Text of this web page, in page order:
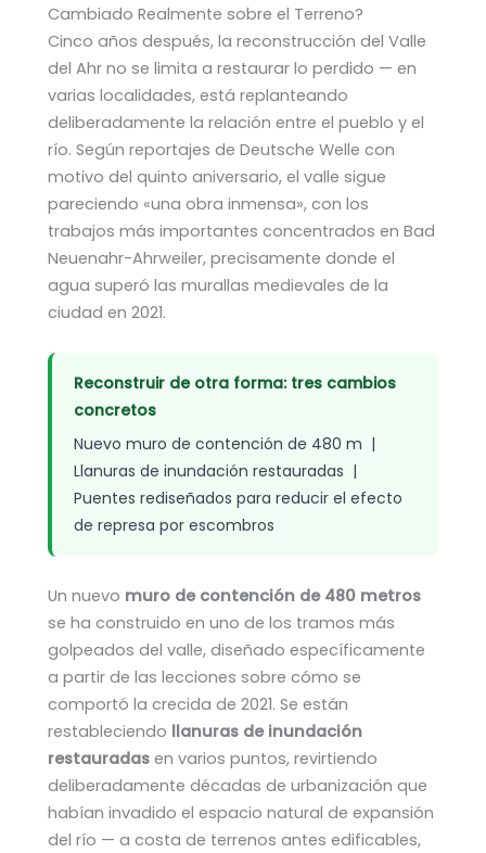
Cambiado Realmente sobre el Terreno?
Cinco años después, la reconstrucción del Valle
del Ahr no se limita a restaurar lo perdido — en
varias localidades, está replanteando
deliberadamente la relación entre el pueblo y el
río. Según reportajes de Deutsche Welle con
motivo del quinto aniversario, el valle sigue
pareciendo «una obra inmensa», con los
trabajos más importantes concentrados en Bad
Neuenahr-Ahrweiler, precisamente donde el
agua superó las murallas medievales de la
ciudad en 2021.
Reconstruir de otra forma: tres cambios
concretos
Nuevo muro de contención de 480 m |
Llanuras de inundación restauradas |
Puentes rediseñados para reducir el efecto
de represa por escombros
Un nuevo muro de contención de 480 metros
se ha construido en uno de los tramos más
golpeados del valle, diseñado específicamente
a partir de las lecciones sobre cómo se
comportó la crecida de 2021. Se están
restableciendo llanuras de inundación
restauradas en varios puntos, revirtiendo
deliberadamente décadas de urbanización que
habían invadido el espacio natural de expansión
del río — a costa de terrenos antes edificables,